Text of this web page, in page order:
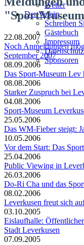
Wetter
Der Verein
Schreiben
Gästebuch
Impressum
Sponsoren
22.08.2007
Noch Anmeldungen
September 2007
08.09.2006
Das Sport-Museum Lev
08.08.2006
Starker Zuspruch bei
04.08.2006
Sport-Museum
25.05.2006
Das WM-Fieber steigt:
10.05.2006
Vor dem Start: Das
25.04.2006
Public Viewing in
26.03.2006
Do-Ri Cha und das
08.02.2006
Leverkusen freut sich
03.10.2005
Eislaufhalle:
Stadt Leverkusen
07.09.2005